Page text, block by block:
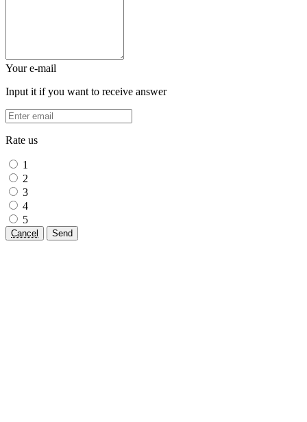
Your e-mail
Input it if you want to receive answer
Rate us
1
2
3
4
5
Cancel Send